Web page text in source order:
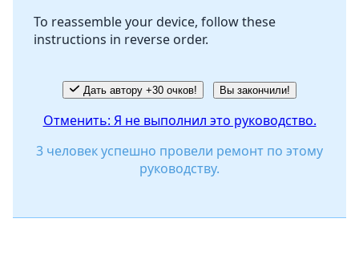
Отмена Оставить комментарий
To reassemble your device, follow these
instructions in reverse order.
Дать автору +30 очков! Вы закончили!
Отменить: Я не выполнил это руководство.
3 человек успешно провели ремонт по этому
руководству.